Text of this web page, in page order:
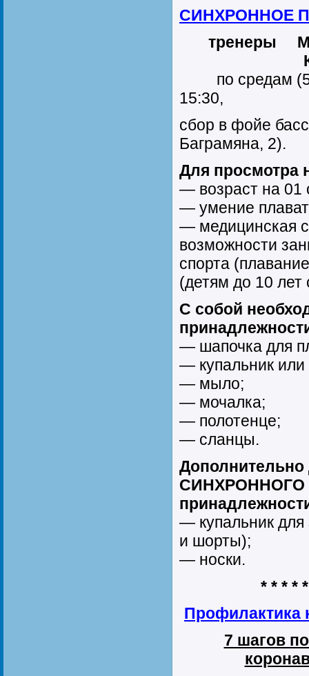
СИНХРОННОЕ
тренеры
Костина
по средам (5,
15:30,
сбор в фойе
Баграмяна, 2).
Для просмотра
— возраст на 01
— умение
— медицинская
возможности
спорта
(детям до 10 лет
С собой
— шапочка для
— купальник или
— мыло;
— мочалка;
— полотенце;
— сланцы.
Дополнительно
— купальник
и шорты);
— носки.
* * * *
Профилактика
7 шагов